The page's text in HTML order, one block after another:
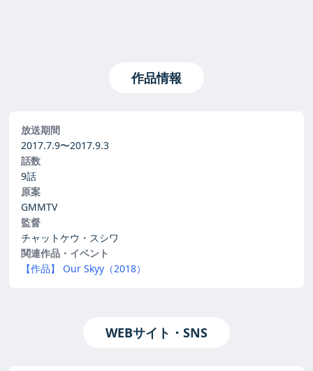
作品情報
放送期間
2017.7.9〜2017.9.3
話数
9話
原案
GMMTV
監督
チャットケウ・スシワ
関連作品・イベント
【作品】 Our Skyy（2018）
WEBサイト・SNS